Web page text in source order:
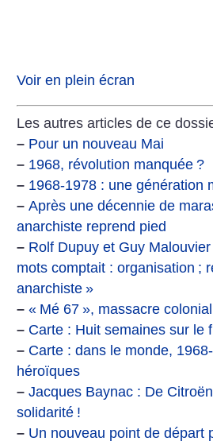
Voir en plein écran
Les autres articles de ce
– Pour un nouveau Mai
– 1968, révolution manquée ?
– 1968-1978 : une génération
– Après une décennie de
anarchiste reprend pied
– Rolf Dupuy et Guy
mots comptait : organisation ;
anarchiste »
– « Mé 67 », massacre
– Carte : Huit semaines sur le
– Carte : dans le monde,
héroïques
– Jacques Baynac : De
solidarité !
– Un nouveau point de départ